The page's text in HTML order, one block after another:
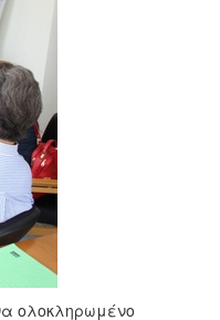
ολοκληρωμένο